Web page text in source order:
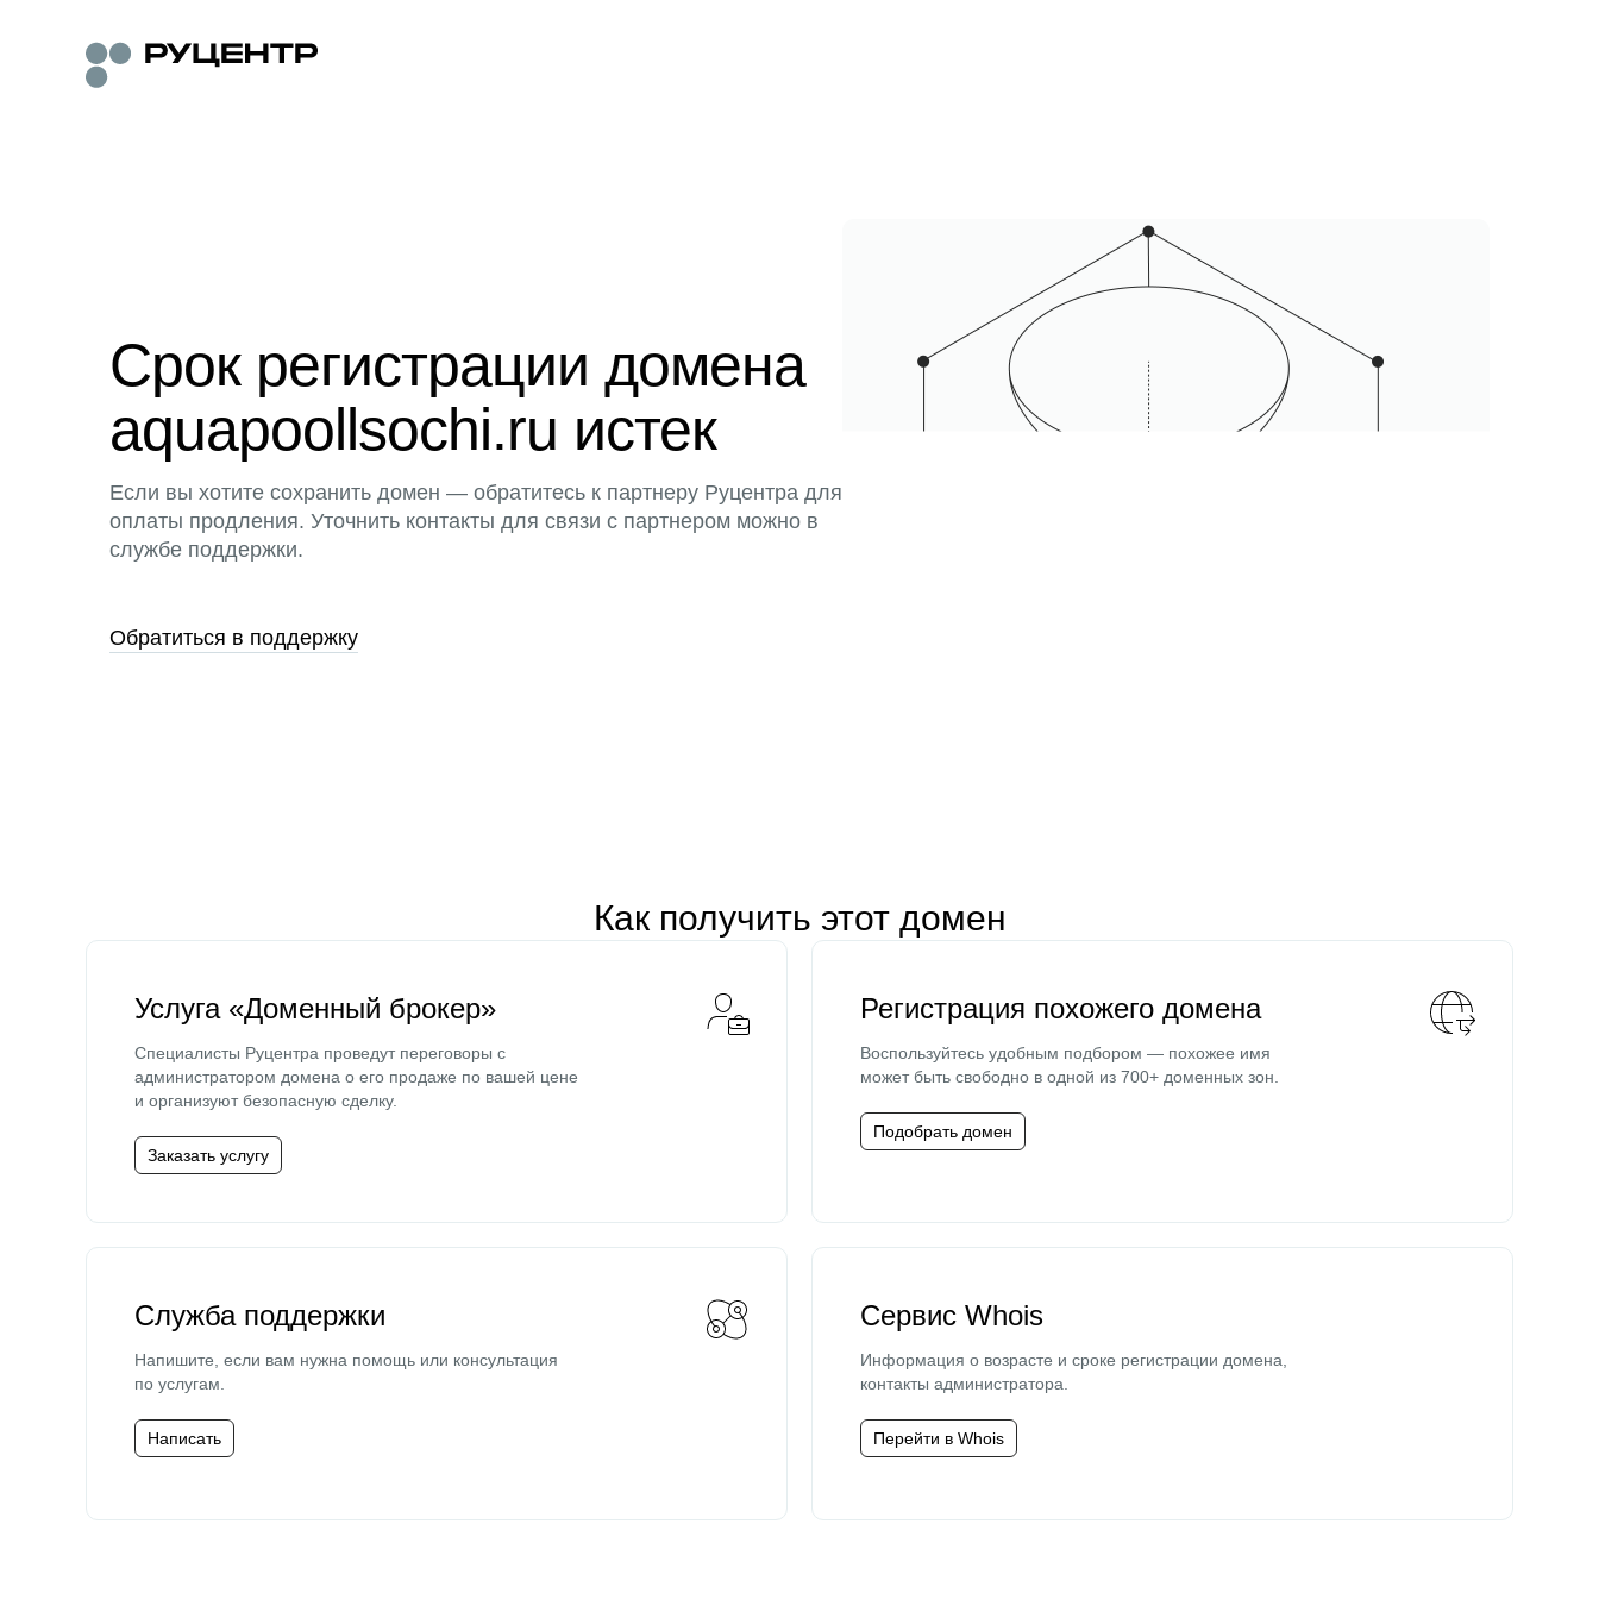
Срок регистрации домена
aquapoollsochi.ru истек
Если вы хотите сохранить домен — обратитесь к партнеру Руцентра для
оплаты продления. Уточнить контакты для связи с партнером можно в
службе поддержки.
Обратиться в поддержку
Как получить этот домен
Услуга «Доменный брокер»
Специалисты Руцентра проведут переговоры с
администратором домена о его продаже по вашей цене
и организуют безопасную сделку.
Заказать услугу
Регистрация похожего домена
Воспользуйтесь удобным подбором — похожее имя
может быть свободно в одной из 700+ доменных зон.
Подобрать домен
Служба поддержки
Напишите, если вам нужна помощь или консультация
по услугам.
Написать
Сервис Whois
Информация о возрасте и сроке регистрации домена,
контакты администратора.
Перейти в Whois